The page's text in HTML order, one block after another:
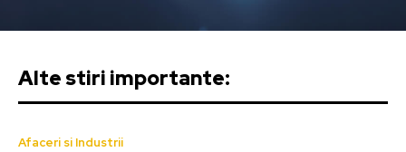
Alte stiri importante:
Afaceri si Industrii